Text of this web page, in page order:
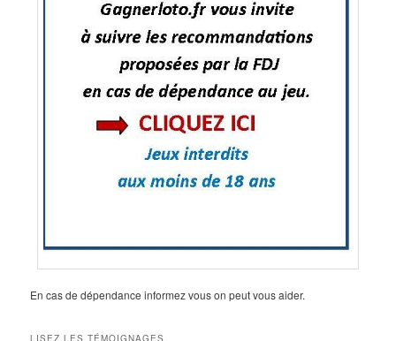
En cas de dépendance informez vous on peut vous aider.
LISEZ LES TÉMOIGNAGES